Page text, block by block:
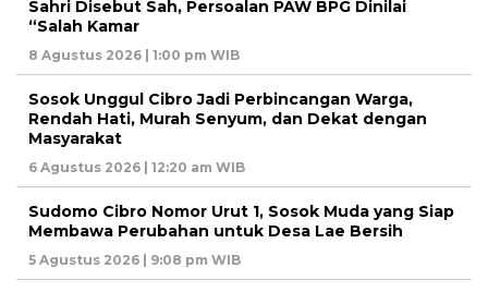
Sahri Disebut Sah, Persoalan PAW BPG Dinilai
“Salah Kamar
8 Agustus 2026 | 1:00 pm WIB
Sosok Unggul Cibro Jadi Perbincangan Warga,
Rendah Hati, Murah Senyum, dan Dekat dengan
Masyarakat
6 Agustus 2026 | 12:20 am WIB
Sudomo Cibro Nomor Urut 1, Sosok Muda yang Siap
Membawa Perubahan untuk Desa Lae Bersih
5 Agustus 2026 | 9:08 pm WIB